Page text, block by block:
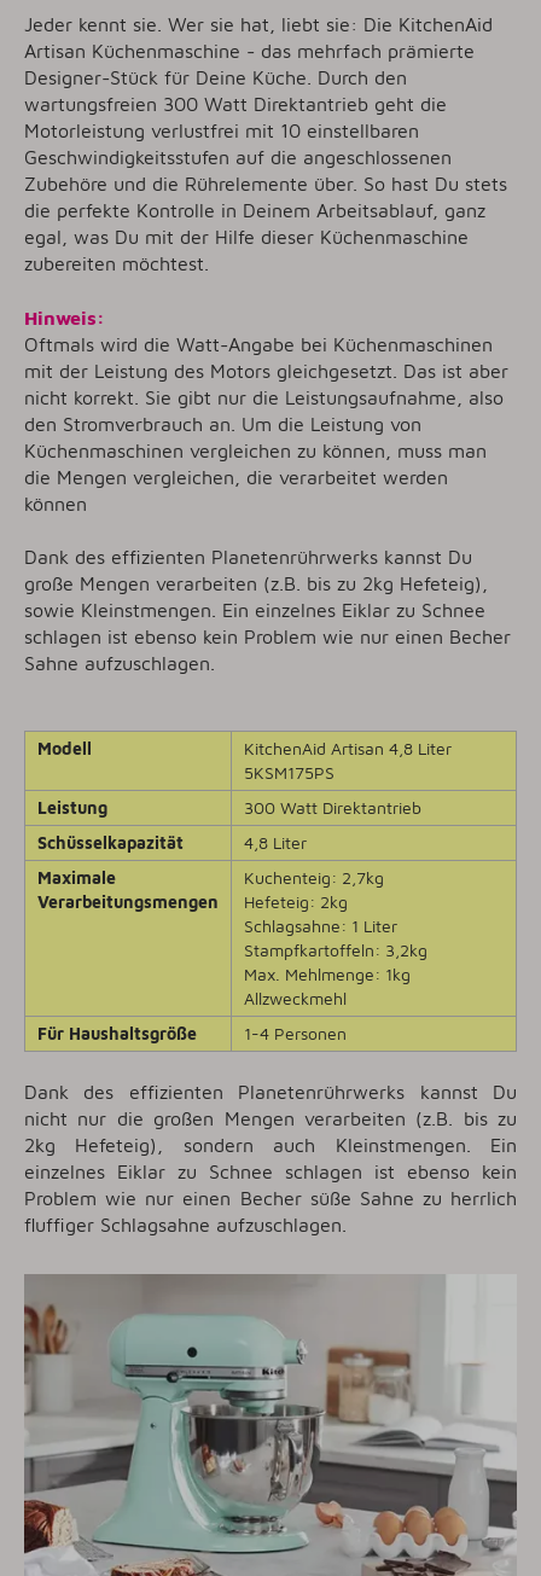
Jeder kennt sie. Wer sie hat, liebt sie: Die KitchenAid
Artisan Küchenmaschine - das mehrfach prämierte
Designer-Stück für Deine Küche. Durch den
wartungsfreien 300 Watt Direktantrieb geht die
Motorleistung verlustfrei mit 10 einstellbaren
Geschwindigkeitsstufen auf die angeschlossenen
Zubehöre und die Rührelemente über. So hast Du stets
die perfekte Kontrolle in Deinem Arbeitsablauf, ganz
egal, was Du mit der Hilfe dieser Küchenmaschine
zubereiten möchtest.
Hinweis:
Oftmals wird die Watt-Angabe bei Küchenmaschinen
mit der Leistung des Motors gleichgesetzt. Das ist aber
nicht korrekt. Sie gibt nur die Leistungsaufnahme, also
den Stromverbrauch an. Um die Leistung von
Küchenmaschinen vergleichen zu können, muss man
die Mengen vergleichen, die verarbeitet werden
können
Dank des effizienten Planetenrührwerks kannst Du
große Mengen verarbeiten (z.B. bis zu 2kg Hefeteig),
sowie Kleinstmengen. Ein einzelnes Eiklar zu Schnee
schlagen ist ebenso kein Problem wie nur einen Becher
Sahne aufzuschlagen.
Modell
KitchenAid Artisan 4,8 Liter
5KSM175PS
Leistung
300 Watt Direktantrieb
Schüsselkapazität
4,8 Liter
Maximale
Verarbeitungsmengen
Kuchenteig: 2,7kg
Hefeteig: 2kg
Schlagsahne: 1 Liter
Stampfkartoffeln: 3,2kg
Max. Mehlmenge: 1kg
Allzweckmehl
Für Haushaltsgröße
1-4 Personen
Dank des effizienten Planetenrührwerks kannst Du
nicht nur die großen Mengen verarbeiten (z.B. bis zu
2kg Hefeteig), sondern auch Kleinstmengen. Ein
einzelnes Eiklar zu Schnee schlagen ist ebenso kein
Problem wie nur einen Becher süße Sahne zu herrlich
fluffiger Schlagsahne aufzuschlagen.